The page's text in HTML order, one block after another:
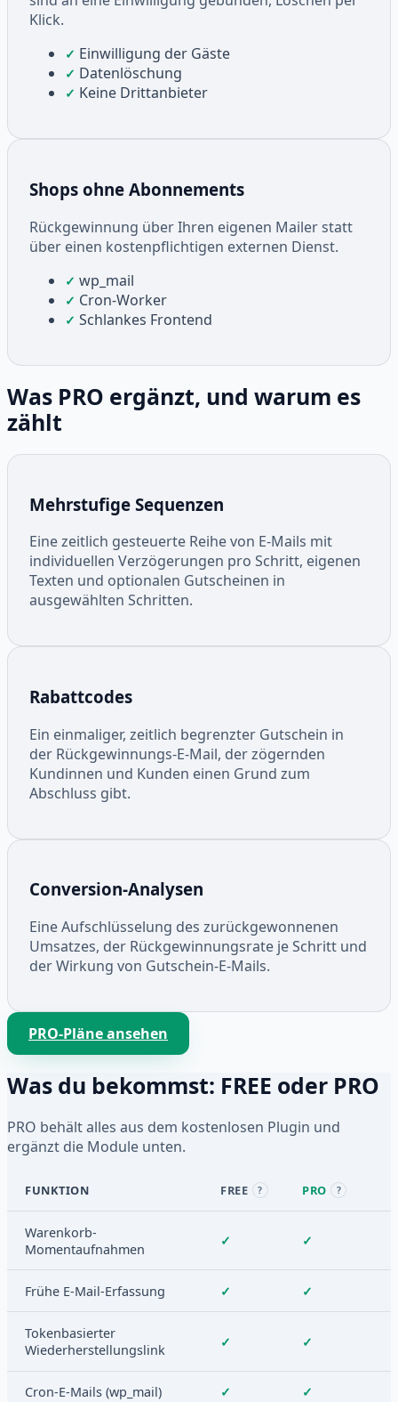
Klick.
✓ Einwilligung der Gäste
✓ Datenlöschung
✓ Keine Drittanbieter
Shops ohne Abonnements
Rückgewinnung über Ihren eigenen Mailer statt
über einen kostenpflichtigen externen Dienst.
✓ wp_mail
✓ Cron-Worker
✓ Schlankes Frontend
Was PRO ergänzt, und warum es
zählt
Mehrstufige Sequenzen
Eine zeitlich gesteuerte Reihe von E-Mails mit
individuellen Verzögerungen pro Schritt, eigenen
Texten und optionalen Gutscheinen in
ausgewählten Schritten.
Rabattcodes
Ein einmaliger, zeitlich begrenzter Gutschein in
der Rückgewinnungs-E-Mail, der zögernden
Kundinnen und Kunden einen Grund zum
Abschluss gibt.
Conversion-Analysen
Eine Aufschlüsselung des zurückgewonnenen
Umsatzes, der Rückgewinnungsrate je Schritt und
der Wirkung von Gutschein-E-Mails.
PRO-Pläne ansehen
Was du bekommst: FREE oder PRO
PRO behält alles aus dem kostenlosen Plugin und
ergänzt die Module unten.
FUNKTION FREE ? PRO ?
Warenkorb-
Momentaufnahmen
✓ ✓
Frühe E-Mail-Erfassung ✓ ✓
Tokenbasierter
Wiederherstellungslink
✓ ✓
Cron-E-Mails (wp_mail) ✓ ✓